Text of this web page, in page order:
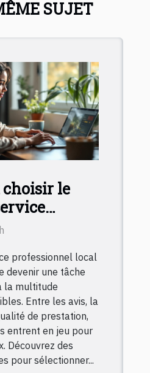
SUJET
le
local en
professionnel local
devenir une tâche
la multitude
Entre les avis, la
de prestation,
entrent en jeu pour
Découvrez des
pour sélectionner...